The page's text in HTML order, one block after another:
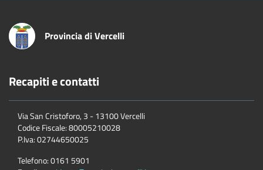
Provincia di Vercelli
Recapiti e contatti
Via San Cristoforo, 3 - 13100 Vercelli
Codice Fiscale:80005210028
P.Iva:02744650025
Telefono:0161 5901